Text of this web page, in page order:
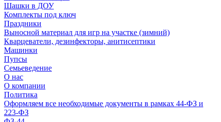
Шашки в ДОУ
Комплекты под ключ
Праздники
Выносной материал для игр на участке (зимний)
Кварцеватели, дезинфекторы, анитисептики
Машинки
Пупсы
Семьеведение
О нас
О компании
Политика
Оформляем все необходимые документы в рамках 44-ФЗ и
223-ФЗ